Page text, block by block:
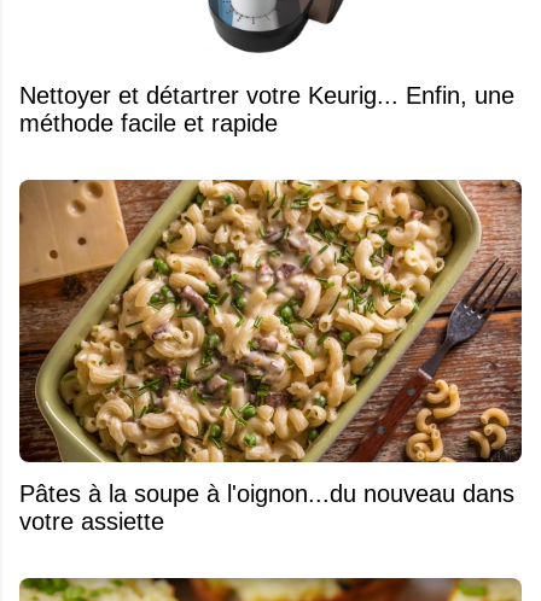
Nettoyer et détartrer votre Keurig... Enfin, une
méthode facile et rapide
Pâtes à la soupe à l'oignon...du nouveau dans
votre assiette